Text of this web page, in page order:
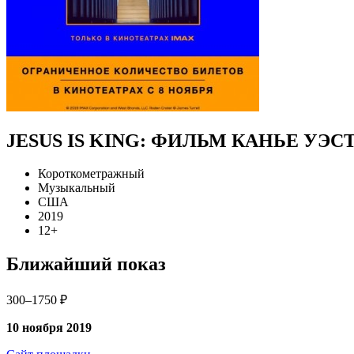
JESUS IS KING: ФИЛЬМ КАНЬЕ
Короткометражный
Музыкальный
США
2019
12+
Ближайший показ
300–1750 ₽
10 ноября 2019